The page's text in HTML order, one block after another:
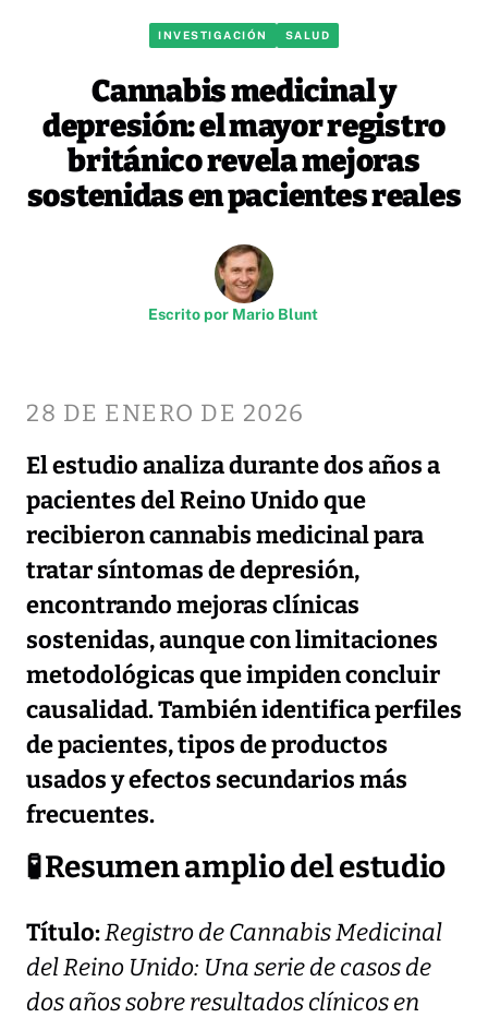
INVESTIGACIÓN SALUD
Cannabis medicinal y
depresión: el mayor registro
británico revela mejoras
sostenidas en pacientes reales
Escrito por Mario Blunt
28 DE ENERO DE 2026
El estudio analiza durante dos años a
pacientes del Reino Unido que
recibieron cannabis medicinal para
tratar síntomas de depresión,
encontrando mejoras clínicas
sostenidas, aunque con limitaciones
metodológicas que impiden concluir
causalidad. También identifica perfiles
de pacientes, tipos de productos
usados y efectos secundarios más
frecuentes.
🧪Resumen amplio del estudio
Título:Registro de Cannabis Medicinal
del Reino Unido: Una serie de casos de
dos años sobre resultados clínicos en